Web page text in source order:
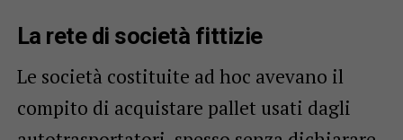
La rete di società fittizie
Le società costituite ad hoc avevano il
compito di acquistare pallet usati dagli